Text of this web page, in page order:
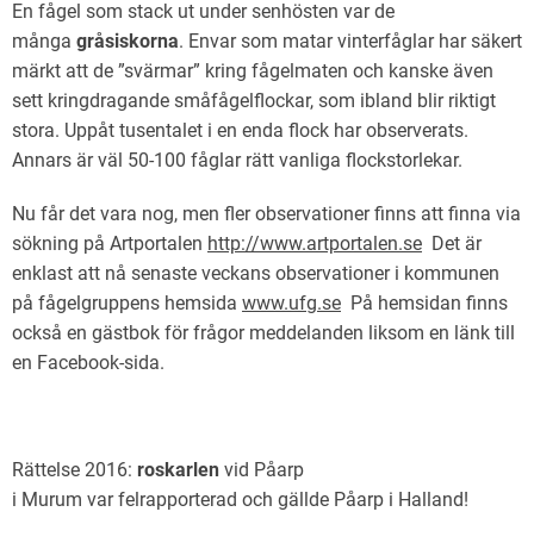
En fågel som stack ut under senhösten var de
många gråsiskorna. Envar som matar vinterfåglar har säkert
märkt att de ”svärmar” kring fågelmaten och kanske även
sett kringdragande småfågelflockar, som ibland blir riktigt
stora. Uppåt tusentalet i en enda flock har observerats.
Annars är väl 50-100 fåglar rätt vanliga flockstorlekar.
Nu får det vara nog, men fler observationer finns att finna via
sökning på Artportalen http://www.artportalen.se Det är
enklast att nå senaste veckans observationer i kommunen
på fågelgruppens hemsida www.ufg.se På hemsidan finns
också en gästbok för frågor meddelanden liksom en länk till
en Facebook-sida.
Rättelse 2016: roskarlen vid Påarp
i Murum var felrapporterad och gällde Påarp i Halland!